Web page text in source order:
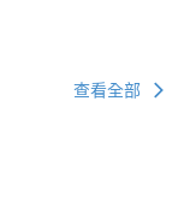
查看全部